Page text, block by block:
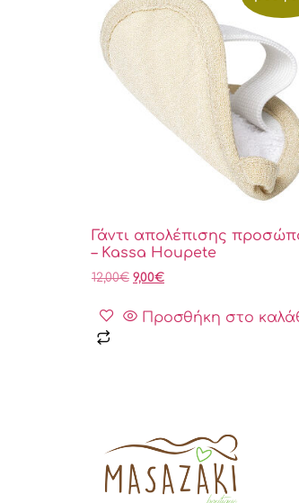
Γάντι απολέπισης
– Kassa Houpete
12,00€ 9,00€
Προσθήκη στο